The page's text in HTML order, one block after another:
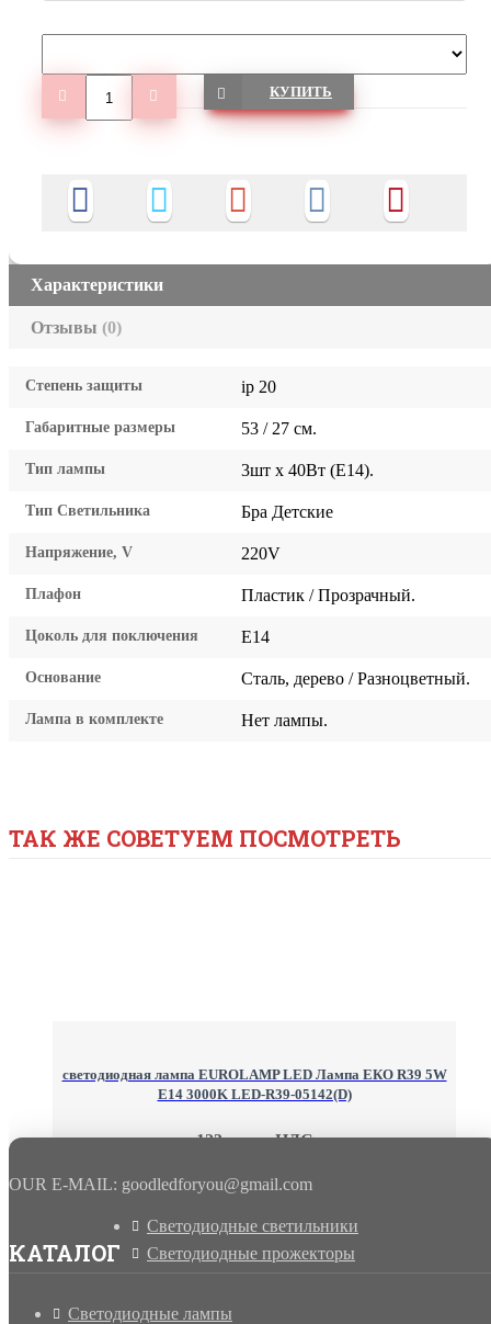
КУПИТЬ
Характеристики
Отзывы (0)
Степень защиты ip 20
Габаритные размеры 53 / 27 см.
Тип лампы 3шт x 40Вт (E14).
Тип Светильника Бра Детские
Напряжение, V 220V
Плафон Пластик / Прозрачный.
Цоколь для поключения E14
Основание Сталь, дерево / Разноцветный.
Лампа в комплекте Нет лампы.
ТАК ЖЕ СОВЕТУЕМ ПОСМОТРЕТЬ
светодиодная лампа EUROLAMP LED Лампа ЕКО R39 5W
E14 3000K LED-R39-05142(D)
123 грн. с НДС
OUR E-MAIL: goodledforyou@gmail.cоm
КАТАЛОГ
Светодиодные светильники
Светодиодные прожекторы
Светодиодные лампы